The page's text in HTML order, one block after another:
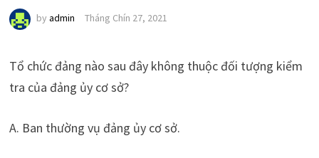
by admin Tháng Chín 27, 2021
Tổ chức đảng nào sau đây không thuộc đối tượng kiểm
tra của đảng ủy cơ sở?
A. Ban thường vụ đảng ủy cơ sở.